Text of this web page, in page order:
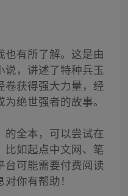
也有所了解。这是由
说，讲述了特种兵玉
卷获得强大力量，经
绝世强者的故事。
的全本，可以尝试在
比如起点中文网、笔
台可能需要付费阅读
你有帮助！